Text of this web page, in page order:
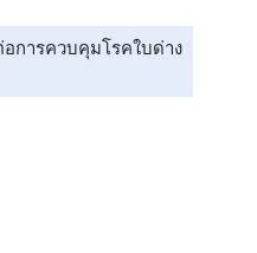
การควบคุมโรคใบด่าง